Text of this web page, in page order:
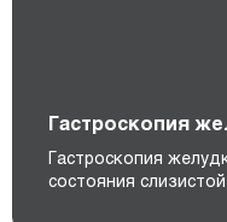
Гастроскопия
Гастроскопия
состояния